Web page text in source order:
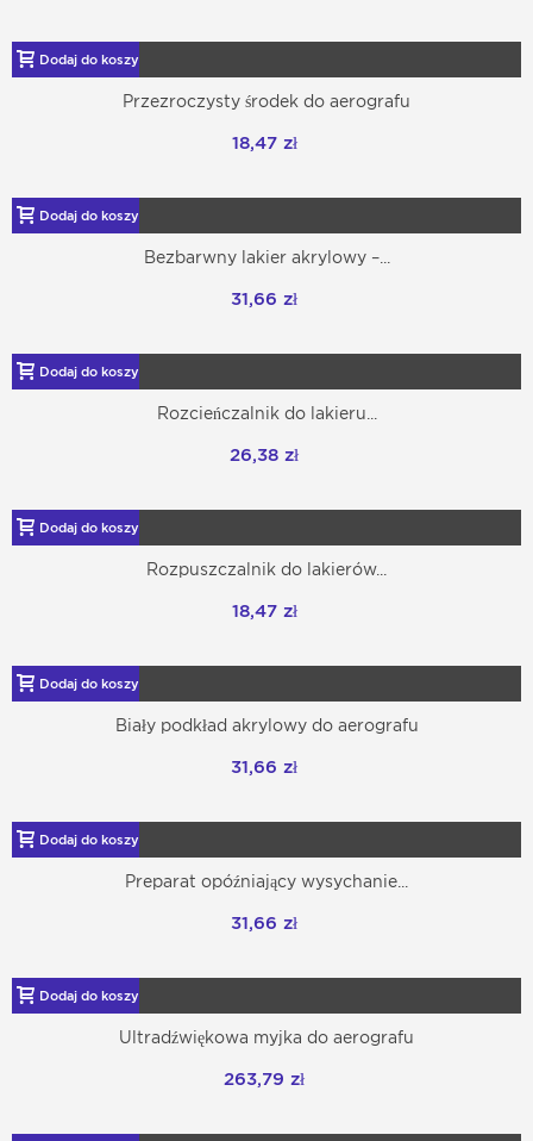
Dodaj do koszyka
Przezroczysty środek do aerografu
18,47 zł
Dodaj do koszyka
Bezbarwny lakier akrylowy –...
31,66 zł
Dodaj do koszyka
Rozcieńczalnik do lakieru...
26,38 zł
Dodaj do koszyka
Rozpuszczalnik do lakierów...
18,47 zł
Dodaj do koszyka
Biały podkład akrylowy do aerografu
31,66 zł
Dodaj do koszyka
Preparat opóźniający wysychanie...
31,66 zł
Dodaj do koszyka
Ultradźwiękowa myjka do aerografu
263,79 zł